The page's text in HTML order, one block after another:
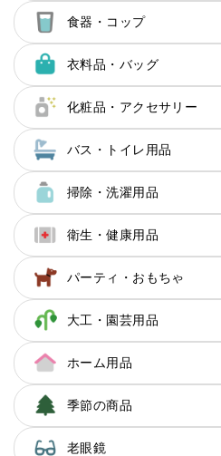
食器・コップ
衣料品・バッグ
化粧品・アクセサリー
バス・トイレ用品
掃除・洗濯用品
衛生・健康用品
パーティ・おもちゃ
大工・園芸用品
ホーム用品
季節の商品
老眼鏡